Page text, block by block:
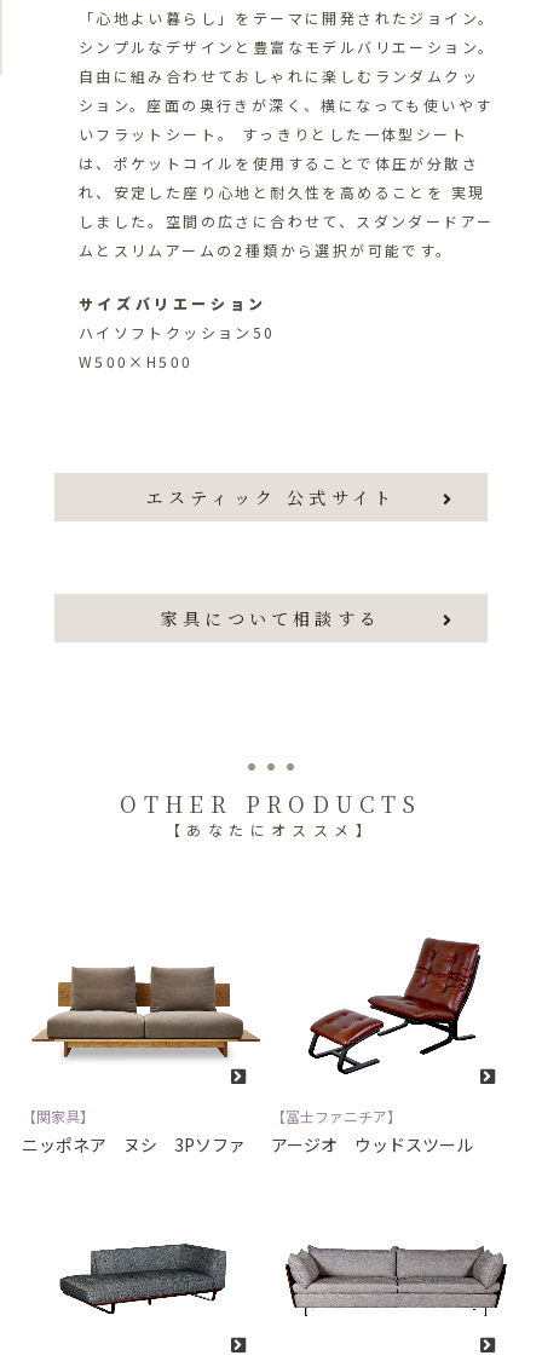
「心地よい暮らし」をテーマに開発されたジョイン。
シンプルなデザインと豊富なモデルバリエーション。
自由に組み合わせておしゃれに楽しむランダムクッ
ション。座面の奥行きが深く、横になっても使いやす
いフラットシート。 すっきりとした一体型シート
は、ポケットコイルを使用することで体圧が分散さ
れ、安定した座り心地と耐久性を高めることを 実現
しました。空間の広さに合わせて、スダンダードアー
ムとスリムアームの2種類から選択が可能です。
サイズバリエーション
ハイソフトクッション50
W500×H500
エスティック 公式サイト
家具について相談する
OTHER PRODUCTS
【あなたにオススメ】
【関家具】
ニッポネア ヌシ 3Pソファ
【冨士ファニチア】
アージオ ウッドスツール